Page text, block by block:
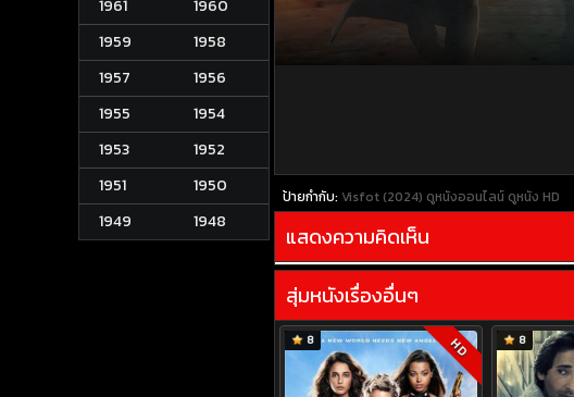
1961
1960
1959
1958
1957
1956
1955
1954
1953
1952
1951
1950
1949
1948
ป้ายกำกับ: Visfot (2024) ดูหนังออนไลน์ ดูหนัง HD
แสดงความคิดเห็น
สุ่มหนังเรื่องอื่นๆ
8 HD 8